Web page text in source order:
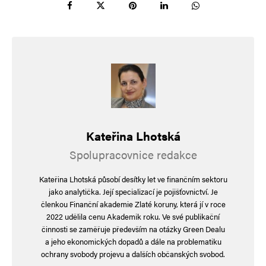
neziskovek a politických papalášských mafií….
nenávistnou kampaň a svoji nenávist se
pokoušejí zakrývat svými lžimi, jak panáčci na
orloji se střídá veřejnoprávní vlastizrádná
rozdělují společnost, atentát neatentát…. fialový
hnus🤮🤮🤮🤮🤮🤮🤮🤮🤮🤮
to jsou ty nitky v podobě televizních
dezinformací s „morálními“ vítězi ze slovenska,
kteří žádnými vítězi nejsou a zpochybňují
legitimitu zvolených zástupců. za třicet
stříbrných tu předvádí zábavný kinoteátr pro
Kateřina Lhotská
Spolupracovnice redakce
Kateřina Lhotská působí desítky let ve finančním sektoru
jako analytička. Její specializací je pojišťovnictví. Je
členkou Finanční akademie Zlaté koruny, která jí v roce
2022 udělila cenu Akademik roku. Ve své publikační
činnosti se zaměřuje především na otázky Green Dealu
a jeho ekonomických dopadů a dále na problematiku
ochrany svobody projevu a dalších občanských svobod.